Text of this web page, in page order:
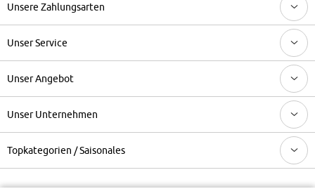
Unsere Zahlungsarten
Unser Service
Unser Angebot
Unser Unternehmen
Topkategorien / Saisonales